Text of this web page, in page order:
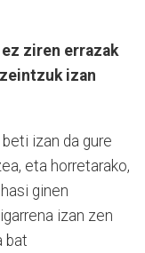
ziren errazak
izan
izan da gure
eta horretarako,
ginen
izan zen
bat